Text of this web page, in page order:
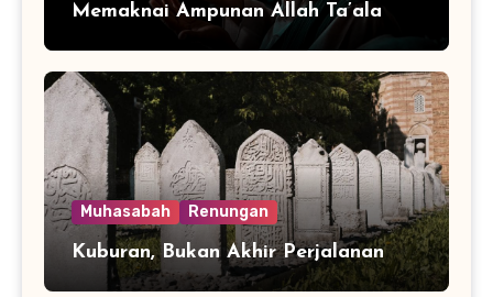
Memaknai Ampunan Allah Ta’ala
Muhasabah Renungan
Kuburan, Bukan Akhir Perjalanan